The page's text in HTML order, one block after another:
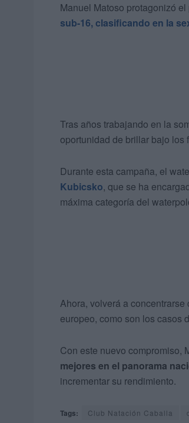
Manuel Matoso protagonizó
sub-16, clasificando en la
Tras años trabajando en la
oportunidad de brillar bajo los
Durante esta campaña, el
Kubicsko, que se ha
máxima categoría del
Ahora, volverá a
europeo, como son los casos
Con este nuevo compromiso,
mejores en el panorama
incrementar su rendimiento.
Tags: Club Natación Caballa